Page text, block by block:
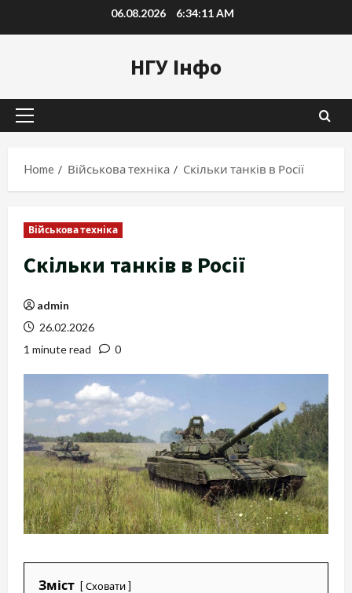
to
06.08.2026 6:34:12 AM
НГУ Інфо
Primary
Home
Військова техніка Скільки танків в Росії
Військова техніка
Скільки танків в Росії
admin
26.02.2026
1 minute read
0
Зміст Сховати